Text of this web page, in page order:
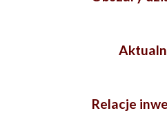
Relacje